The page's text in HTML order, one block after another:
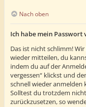
Nach oben
Ich habe mein Passwort
Das ist nicht schlimm!
wieder mitteilen, du
indem du auf der
vergessen“ klickst und
schnell wieder anmelden
Solltest du trotzdem
zurückzusetzen, so